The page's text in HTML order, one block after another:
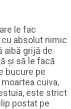
le fac
absolut nimic
aibă grijă de
și să le facă
bucure pe
cuiva,
este strict
postat pe